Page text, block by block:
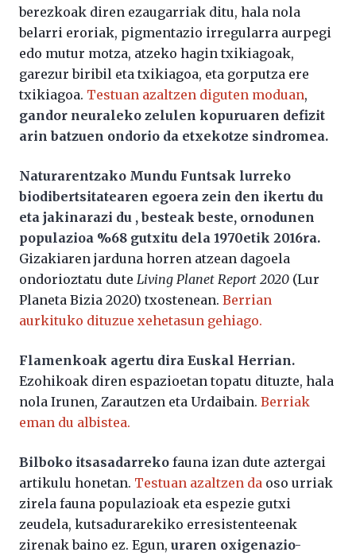
berezkoak diren ezaugarriak ditu, hala nola
belarri eroriak, pigmentazio irregularra aurpegi
edo mutur motza, atzeko hagin txikiagoak,
garezur biribil eta txikiagoa, eta gorputza ere
txikiagoa. Testuan azaltzen diguten moduan,
gandor neuraleko zelulen kopuruaren defizit
arin batzuen ondorio da etxekotze sindromea.
Naturarentzako Mundu Funtsak lurreko
biodibertsitatearen egoera zein den ikertu du
eta jakinarazi du , besteak beste, ornodunen
populazioa %68 gutxitu dela 1970etik 2016ra.
Gizakiaren jarduna horren atzean dagoela
ondorioztatu dute Living Planet Report 2020 (Lur
Planeta Bizia 2020) txostenean. Berrian
aurkituko dituzue xehetasun gehiago.
Flamenkoak agertu dira Euskal Herrian.
Ezohikoak diren espazioetan topatu dituzte, hala
nola Irunen, Zarautzen eta Urdaibain. Berriak
eman du albistea.
Bilboko itsasadarreko fauna izan dute aztergai
artikulu honetan. Testuan azaltzen da oso urriak
zirela fauna populazioak eta espezie gutxi
zeudela, kutsadurarekiko erresistenteenak
zirenak baino ez. Egun, uraren oxigenazio-